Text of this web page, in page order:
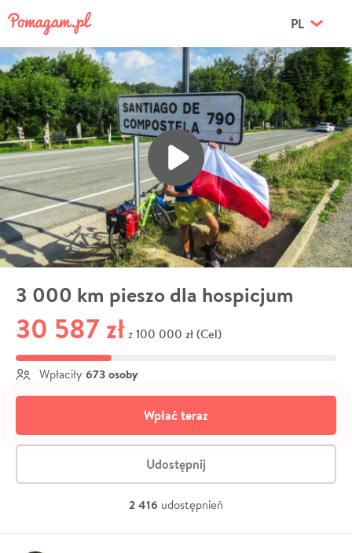
PL
3 000 km pieszo dla hospicjum
30 587 zł z 100 000 zł (Cel)
Wpłaciły 673 osoby
Wpłać teraz
Udostępnij
2 416 udostępnień